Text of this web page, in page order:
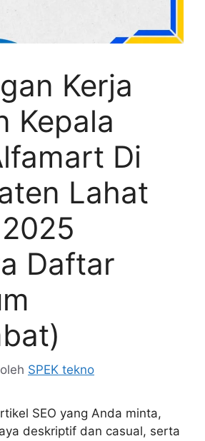
Kerja
Kepala
Di
Lahat
Daftar
oleh SPEK tekno
SEO yang Anda minta,
deskriptif dan casual, serta